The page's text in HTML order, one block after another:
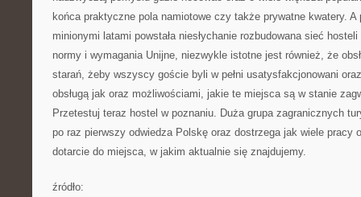
końca praktyczne pola namiotowe czy także prywatne kwatery.
minionymi latami powstała niesłychanie rozbudowana sieć
normy i wymagania Unijne, niezwykle istotne jest również, że
starań, żeby wszyscy goście byli w pełni usatysfakcjonowani
obsługą jak oraz możliwościami, jakie te miejsca są w stanie
Przetestuj teraz hostel w poznaniu. Duża grupa zagranicznych
po raz pierwszy odwiedza Polskę oraz dostrzega jak wiele pracy
dotarcie do miejsca, w jakim aktualnie się znajdujemy.
źródło: